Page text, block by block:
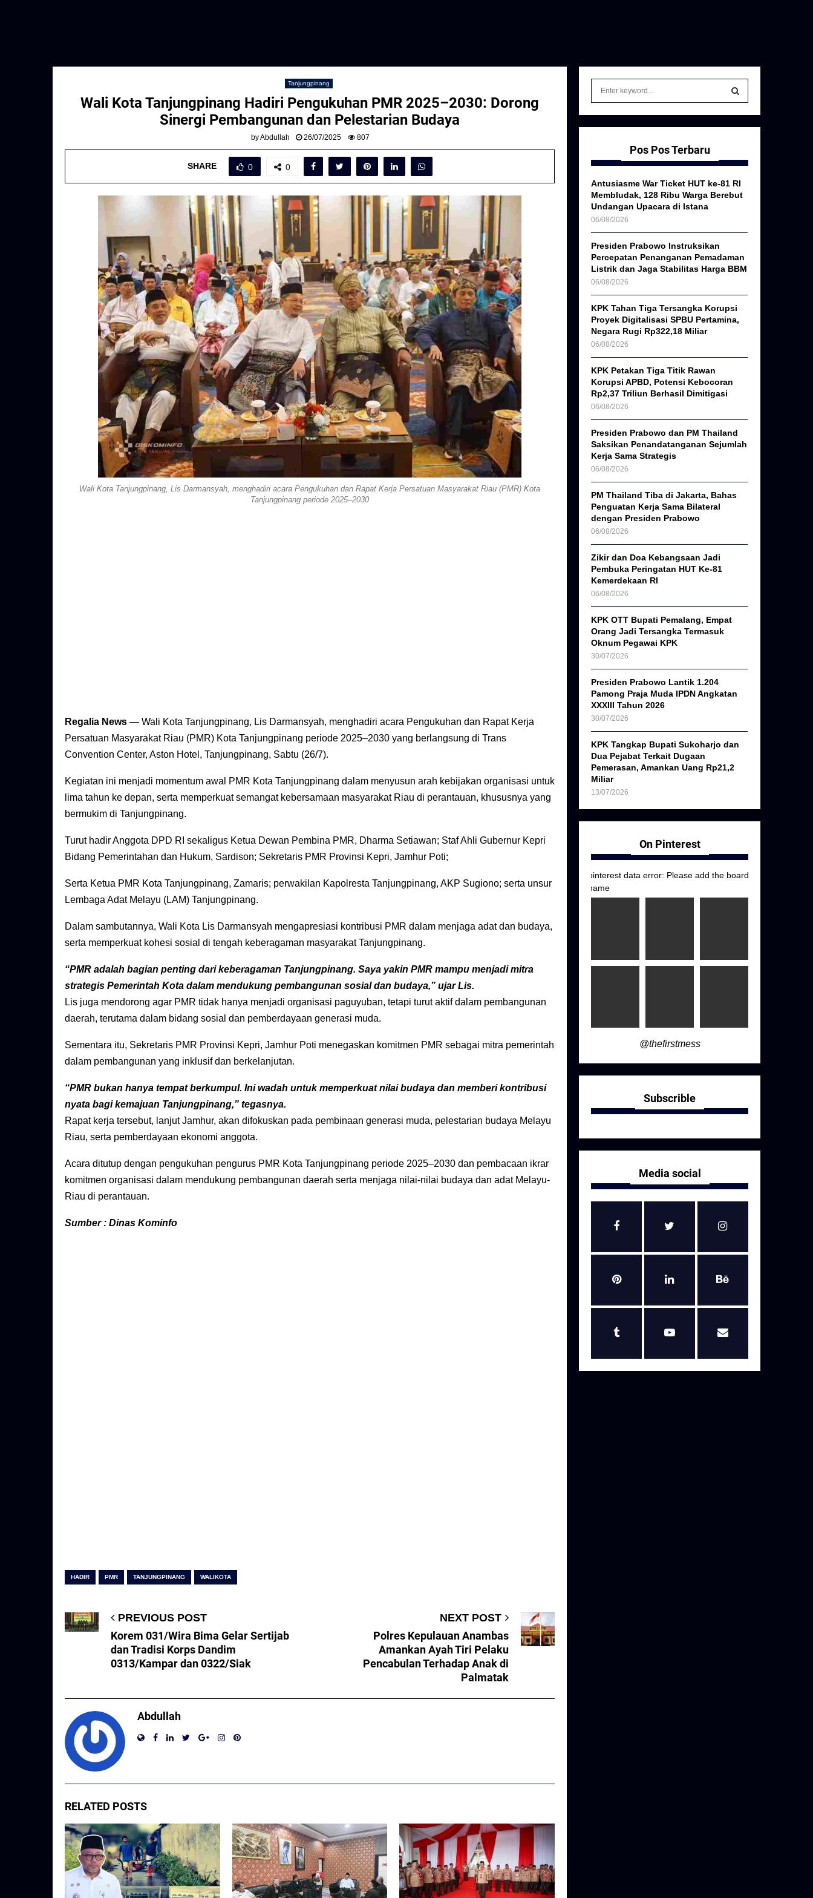
Tanjungpinang
Wali Kota Tanjungpinang Hadiri Pengukuhan PMR 2025–2030: Dorong
Sinergi Pembangunan dan Pelestarian Budaya
byAbdullah 26/07/2025 807
SHARE 0 0
Wali Kota Tanjungpinang, Lis Darmansyah, menghadiri acara Pengukuhan dan Rapat Kerja Persatuan Masyarakat Riau (PMR) Kota
Tanjungpinang periode 2025–2030
Regalia News — Wali Kota Tanjungpinang, Lis Darmansyah, menghadiri acara Pengukuhan dan Rapat Kerja
Persatuan Masyarakat Riau (PMR) Kota Tanjungpinang periode 2025–2030 yang berlangsung di Trans
Convention Center, Aston Hotel, Tanjungpinang, Sabtu (26/7).
Kegiatan ini menjadi momentum awal PMR Kota Tanjungpinang dalam menyusun arah kebijakan organisasi untuk
lima tahun ke depan, serta memperkuat semangat kebersamaan masyarakat Riau di perantauan, khususnya yang
bermukim di Tanjungpinang.
Turut hadir Anggota DPD RI sekaligus Ketua Dewan Pembina PMR, Dharma Setiawan; Staf Ahli Gubernur Kepri
Bidang Pemerintahan dan Hukum, Sardison; Sekretaris PMR Provinsi Kepri, Jamhur Poti;
Serta Ketua PMR Kota Tanjungpinang, Zamaris; perwakilan Kapolresta Tanjungpinang, AKP Sugiono; serta unsur
Lembaga Adat Melayu (LAM) Tanjungpinang.
Dalam sambutannya, Wali Kota Lis Darmansyah mengapresiasi kontribusi PMR dalam menjaga adat dan budaya,
serta memperkuat kohesi sosial di tengah keberagaman masyarakat Tanjungpinang.
“PMR adalah bagian penting dari keberagaman Tanjungpinang. Saya yakin PMR mampu menjadi mitra
strategis Pemerintah Kota dalam mendukung pembangunan sosial dan budaya,” ujar Lis.
Lis juga mendorong agar PMR tidak hanya menjadi organisasi paguyuban, tetapi turut aktif dalam pembangunan
daerah, terutama dalam bidang sosial dan pemberdayaan generasi muda.
Sementara itu, Sekretaris PMR Provinsi Kepri, Jamhur Poti menegaskan komitmen PMR sebagai mitra pemerintah
dalam pembangunan yang inklusif dan berkelanjutan.
“PMR bukan hanya tempat berkumpul. Ini wadah untuk memperkuat nilai budaya dan memberi kontribusi
nyata bagi kemajuan Tanjungpinang,” tegasnya.
Rapat kerja tersebut, lanjut Jamhur, akan difokuskan pada pembinaan generasi muda, pelestarian budaya Melayu
Riau, serta pemberdayaan ekonomi anggota.
Acara ditutup dengan pengukuhan pengurus PMR Kota Tanjungpinang periode 2025–2030 dan pembacaan ikrar
komitmen organisasi dalam mendukung pembangunan daerah serta menjaga nilai-nilai budaya dan adat Melayu-
Riau di perantauan.
Sumber : Dinas Kominfo
HADIR PMR TANJUNGPINANG WALIKOTA
PREVIOUS POST
Korem 031/Wira Bima Gelar Sertijab
dan Tradisi Korps Dandim
0313/Kampar dan 0322/Siak
NEXT POST
Polres Kepulauan Anambas
Amankan Ayah Tiri Pelaku
Pencabulan Terhadap Anak di
Palmatak
Abdullah
RELATED POSTS
f
r
:
S
A
R
H
Pos Pos Terbaru
Antusiasme War Ticket HUT ke-81 RI
Membludak, 128 Ribu Warga Berebut
Undangan Upacara di Istana
06/08/2026
Presiden Prabowo Instruksikan
Percepatan Penanganan Pemadaman
Listrik dan Jaga Stabilitas Harga BBM
06/08/2026
KPK Tahan Tiga Tersangka Korupsi
Proyek Digitalisasi SPBU Pertamina,
Negara Rugi Rp322,18 Miliar
06/08/2026
KPK Petakan Tiga Titik Rawan
Korupsi APBD, Potensi Kebocoran
Rp2,37 Triliun Berhasil Dimitigasi
06/08/2026
Presiden Prabowo dan PM Thailand
Saksikan Penandatanganan Sejumlah
Kerja Sama Strategis
06/08/2026
PM Thailand Tiba di Jakarta, Bahas
Penguatan Kerja Sama Bilateral
dengan Presiden Prabowo
06/08/2026
Zikir dan Doa Kebangsaan Jadi
Pembuka Peringatan HUT Ke-81
Kemerdekaan RI
06/08/2026
KPK OTT Bupati Pemalang, Empat
Orang Jadi Tersangka Termasuk
Oknum Pegawai KPK
30/07/2026
Presiden Prabowo Lantik 1.204
Pamong Praja Muda IPDN Angkatan
XXXIII Tahun 2026
30/07/2026
KPK Tangkap Bupati Sukoharjo dan
Dua Pejabat Terkait Dugaan
Pemerasan, Amankan Uang Rp21,2
Miliar
13/07/2026
On Pinterest
pinterest data error: Please add the board
name
@thefirstmess
Subscrible
Media social